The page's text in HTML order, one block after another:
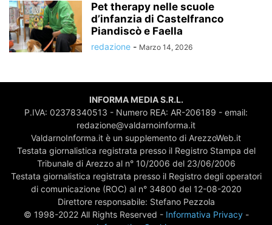
Pet therapy nelle scuole
d’infanzia di Castelfranco
Piandiscò e Faella
redazione - Marzo 14, 2026
INFORMA MEDIA S.R.L.
P.IVA: 02378340513 - Numero REA: AR-206189 - email:
redazione@valdarnoinforma.it
ValdarnoInforma.it è un supplemento di ArezzoWeb.it
Testata giornalistica registrata presso il Registro Stampa del
Tribunale di Arezzo al n° 10/2006 del 23/06/2006
Testata giornalistica registrata presso il Registro degli operatori
di comunicazione (ROC) al n° 34800 del 12-08-2020
Direttore responsabile: Stefano Pezzola
© 1998-2022 All Rights Reserved - Informativa Privacy-